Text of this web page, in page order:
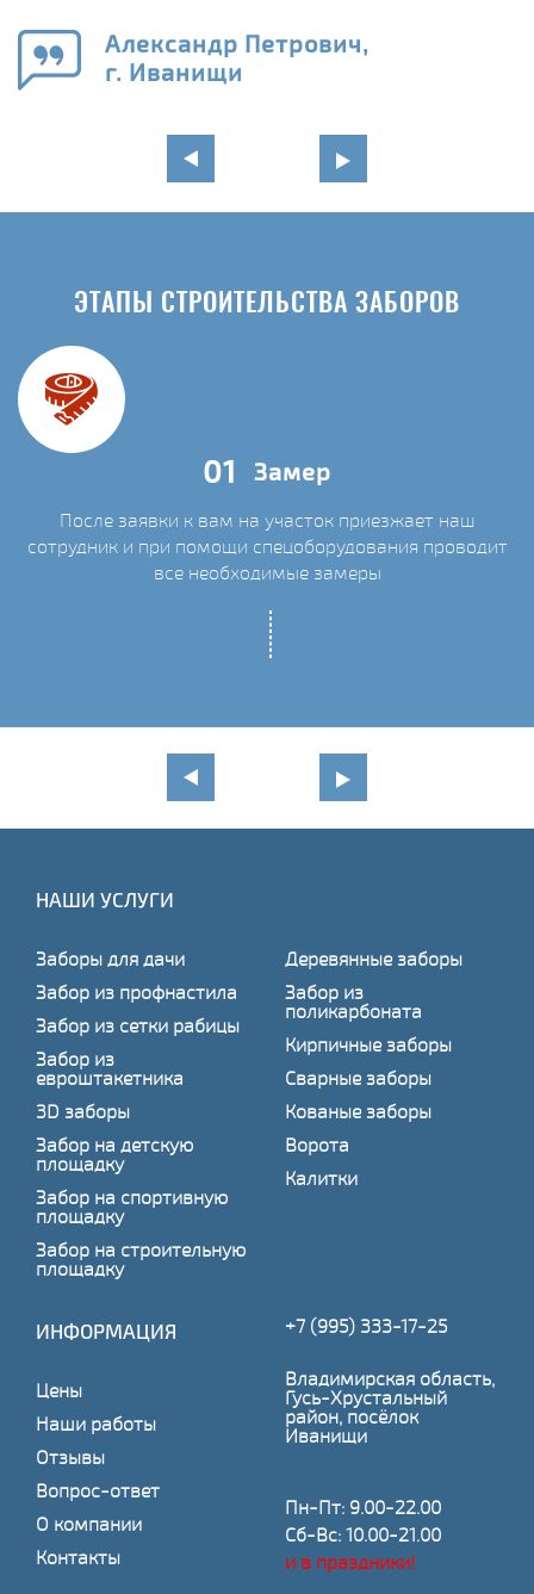
Александр Петрович,
г. Иванищи
ЭТАПЫ СТРОИТЕЛЬСТВА ЗАБОРОВ
01 Замер
После заявки к вам на участок приезжает наш
сотрудник и при помощи спецоборудования проводит
все необходимые замеры
НАШИ УСЛУГИ
Заборы для дачи
Забор из профнастила
Забор из сетки рабицы
Забор из
евроштакетника
3D заборы
Забор на детскую
площадку
Забор на спортивную
площадку
Забор на строительную
площадку
Деревянные заборы
Забор из
поликарбоната
Кирпичные заборы
Сварные заборы
Кованые заборы
Ворота
Калитки
ИНФОРМАЦИЯ
Цены
Наши работы
Отзывы
Вопрос-ответ
О компании
Контакты
+7 (995) 333-17-25
Владимирская область,
Гусь-Хрустальный
район, посёлок
Иванищи
Пн-Пт: 9.00-22.00
Сб-Вс: 10.00-21.00
и в праздники!